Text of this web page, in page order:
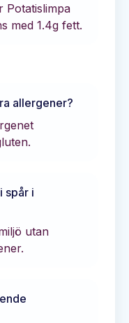
Potatislimpa
med 1.4g fett.
allergener?
spår i
utan